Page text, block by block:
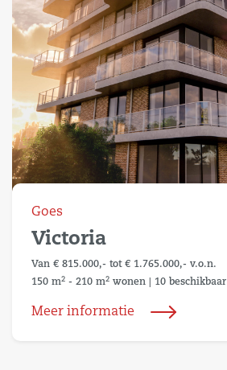
Goes
Victoria
Van € 815.000,- tot € 1.765.000,- v.o.n.
150 m2 - 210 m2 wonen 10 beschikbaar
Meer informatie